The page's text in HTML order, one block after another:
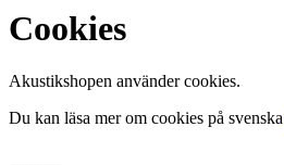
Cookies
Akustikshopen använder cookies.
Du kan läsa mer om cookies på svenska